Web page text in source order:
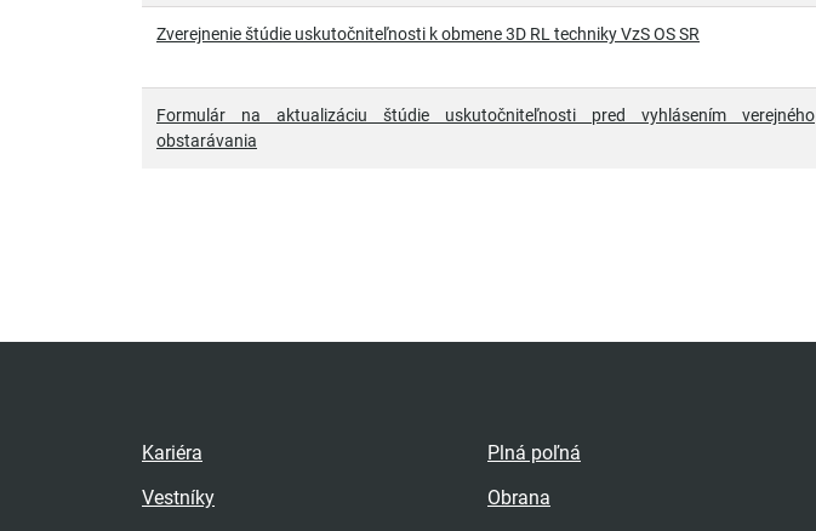
Zverejnenie štúdie uskutočniteľnosti k obmene 3D RL techniky VzS OS SR
Formulár na aktualizáciu štúdie uskutočniteľnosti pred vyhlásením verejného
obstarávania
Kariéra
Vestníky
Plná poľná
Obrana